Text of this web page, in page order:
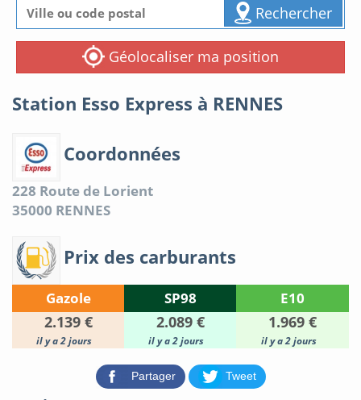
Rechercher
Géolocaliser ma position
Station Esso Express à RENNES
Coordonnées
228 Route de Lorient
35000 RENNES
Prix des carburants
Gazole SP98 E10
2.139 € 2.089 € 1.969 €
il y a 2 jours il y a 2 jours il y a 2 jours
Partager Tweet